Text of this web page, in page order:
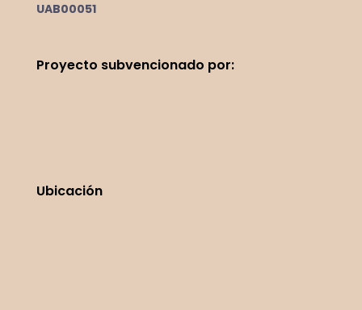
UAB00051
Proyecto subvencionado por:
Ubicación